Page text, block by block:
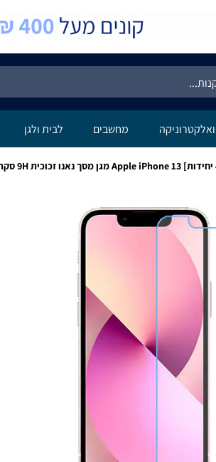
מחשבים לבית ולגן